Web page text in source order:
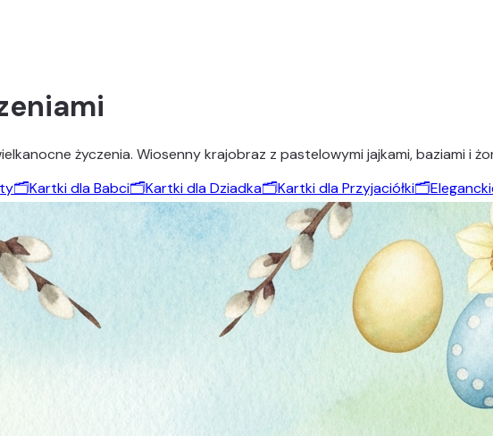
życzenia. Wiosenny krajobraz z pastelowymi jajkami, baziami i
🗂️Kartki dla Babci🗂️Kartki dla Dziadka🗂️Kartki dla Przyjaciółki🗂️